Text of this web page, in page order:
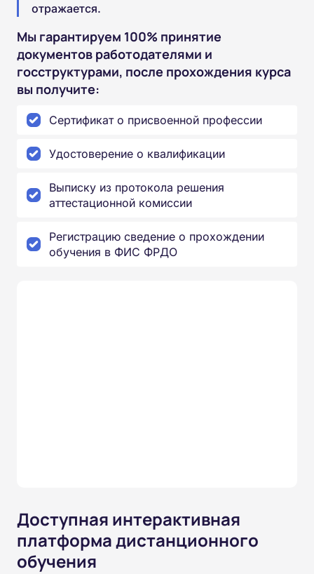
отражается.
Мы гарантируем 100% принятие
документов работодателями и
госструктурами, после прохождения курса
вы получите:
Сертификат о присвоенной профессии
Удостоверение о квалификации
Выписку из протокола решения
аттестационной комиссии
Регистрацию сведение о прохождении
обучения в ФИС ФРДО
Доступная интерактивная
платформа дистанционного
обучения